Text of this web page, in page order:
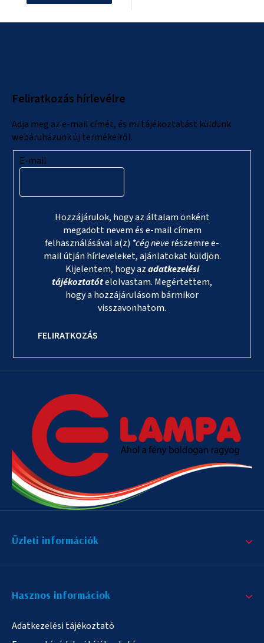
Feliratkozás hírlevélre
Adja meg az e-mail címét, és mi tájékoztatást küldünk
webáruházunk új termékeiről.
E-mail
Hozzájárulok, hogy az általam önként
megadott nevem és e-mail címem
felhasználásával a(z) *cég neverészemre e-
mail útján hírleveleket, ajánlatokat küldjön.
Kijelentem, hogy azadatkezelési
tájékoztatótelolvastam. Megértettem,
hogy a hozzájárulásom bármikor
visszavonhatom.
FELIRATKOZÁS
Üzleti információk
Hasznos informáciok
Adatkezelési tájékoztató